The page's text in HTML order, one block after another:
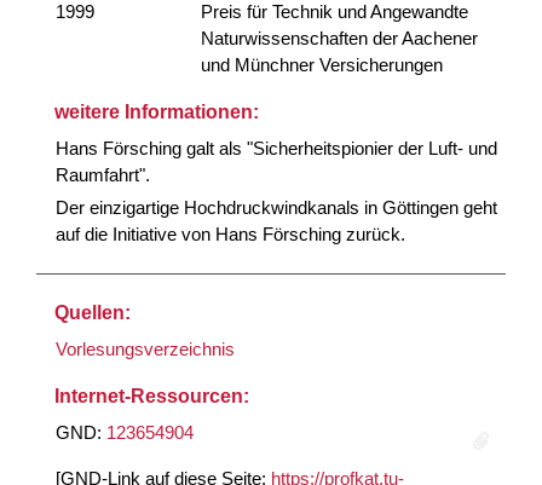
1999
Preis für Technik und Angewandte
Naturwissenschaften der Aachener
und Münchner Versicherungen
weitere Informationen:
Hans Försching galt als "Sicherheitspionier der Luft- und
Raumfahrt".
Der einzigartige Hochdruckwindkanals in Göttingen geht
auf die Initiative von Hans Försching zurück.
Quellen:
Vorlesungsverzeichnis
Internet-Ressourcen:
GND: 123654904
[GND-Link auf diese Seite: https://profkat.tu-